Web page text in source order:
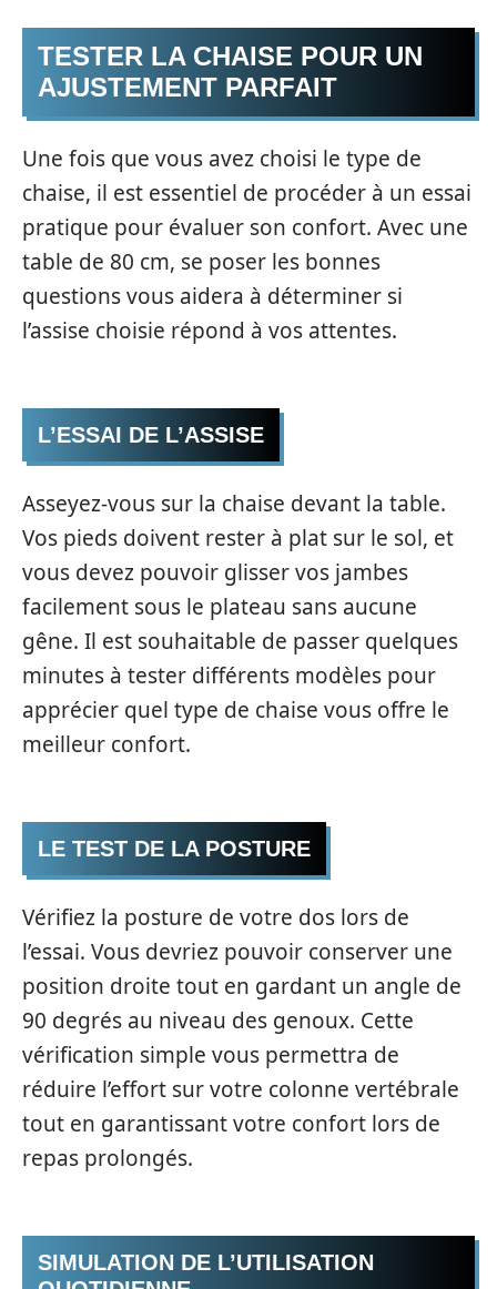
TESTER LA CHAISE POUR UN
AJUSTEMENT PARFAIT
Une fois que vous avez choisi le type de
chaise, il est essentiel de procéder à un essai
pratique pour évaluer son confort. Avec une
table de 80 cm, se poser les bonnes
questions vous aidera à déterminer si
l’assise choisie répond à vos attentes.
L’ESSAI DE L’ASSISE
Asseyez-vous sur la chaise devant la table.
Vos pieds doivent rester à plat sur le sol, et
vous devez pouvoir glisser vos jambes
facilement sous le plateau sans aucune
gêne. Il est souhaitable de passer quelques
minutes à tester différents modèles pour
apprécier quel type de chaise vous offre le
meilleur confort.
LE TEST DE LA POSTURE
Vérifiez la posture de votre dos lors de
l’essai. Vous devriez pouvoir conserver une
position droite tout en gardant un angle de
90 degrés au niveau des genoux. Cette
vérification simple vous permettra de
réduire l’effort sur votre colonne vertébrale
tout en garantissant votre confort lors de
repas prolongés.
SIMULATION DE L’UTILISATION